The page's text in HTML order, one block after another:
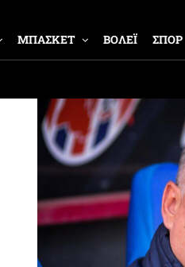
ΜΠΑΣΚΕΤ ΒΟΛΕΪ ΣΠΟΡ